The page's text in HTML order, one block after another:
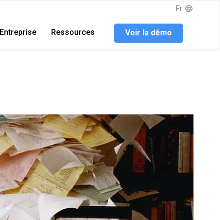
Fr
Entreprise Ressources Voir la démo